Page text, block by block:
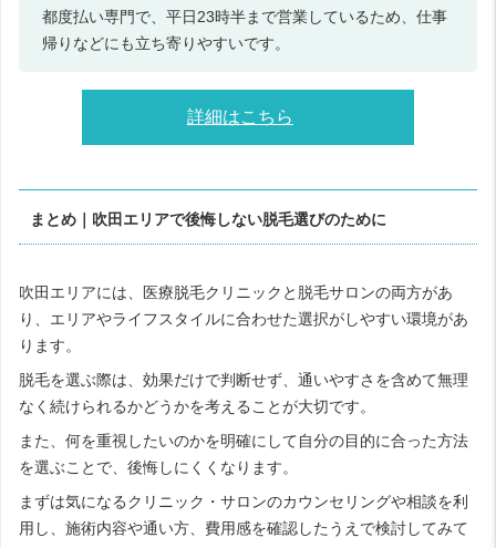
都度払い専門で、平日23時半まで営業しているため、仕事
帰りなどにも立ち寄りやすいです。
詳細はこちら
まとめ｜吹田エリアで後悔しない脱毛選びのために
吹田エリアには、医療脱毛クリニックと脱毛サロンの両方があ
り、エリアやライフスタイルに合わせた選択がしやすい環境があ
ります。
脱毛を選ぶ際は、効果だけで判断せず、通いやすさを含めて無理
なく続けられるかどうかを考えることが大切です。
また、何を重視したいのかを明確にして自分の目的に合った方法
を選ぶことで、後悔しにくくなります。
まずは気になるクリニック・サロンのカウンセリングや相談を利
用し、施術内容や通い方、費用感を確認したうえで検討してみて